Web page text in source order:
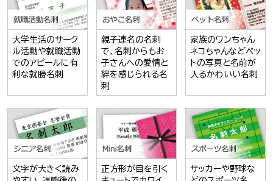
大学生活のサーク
ル活動や就職活動
でのアピールに有
利な就勝名刺
親子連名の名刺
で、名刺からもお
子さんへの愛情と
絆を感じられる名
刺
家族のワンちゃん
ネコちゃんなどペッ
トの写真と名前が
入るかわいい名刺
文字が大きく読み
正方形が目を引く
サッカーや野球な